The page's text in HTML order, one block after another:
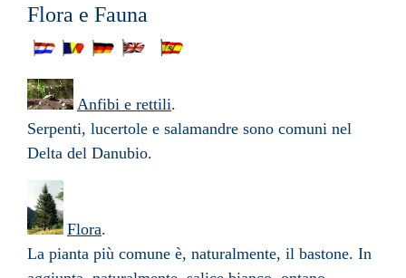
Flora e Fauna
Anfibi e rettili.
Serpenti, lucertole e salamandre sono comuni nel
Delta del Danubio.
Flora.
La pianta più comune è, naturalmente, il bastone. In